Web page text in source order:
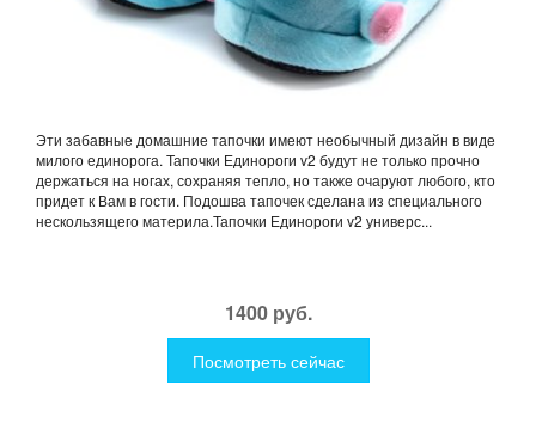
Эти забавные домашние тапочки имеют необычный дизайн в виде
милого единорога. Тапочки Единороги v2 будут не только прочно
держаться на ногах, сохраняя тепло, но также очаруют любого, кто
придет к Вам в гости. Подошва тапочек сделана из специального
нескользящего материла.Тапочки Единороги v2 универс...
1400 руб.
Посмотреть сейчас